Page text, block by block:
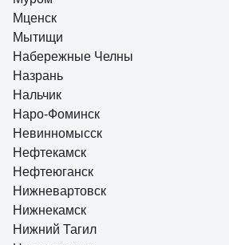
Мценск
Мытищи
Набережные Челны
Назрань
Нальчик
Наро-Фоминск
Невинномысск
Нефтекамск
Нефтеюганск
Нижневартовск
Нижнекамск
Нижний Тагил